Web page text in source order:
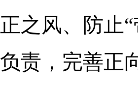
之风、防止
责，完善正